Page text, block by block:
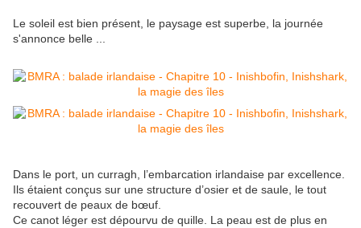
Le soleil est bien présent, le paysage est superbe, la journée
s'annonce belle ...
Dans le port, un curragh, l’embarcation irlandaise par excellence.
Ils étaient conçus sur une structure d’osier et de saule, le tout
recouvert de peaux de bœuf.
Ce canot léger est dépourvu de quille. La peau est de plus en